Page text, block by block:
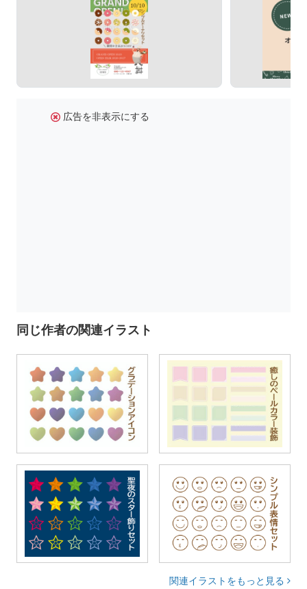
広告を非表示にする
同じ作者の関連イラスト
関連イラストをもっと見る